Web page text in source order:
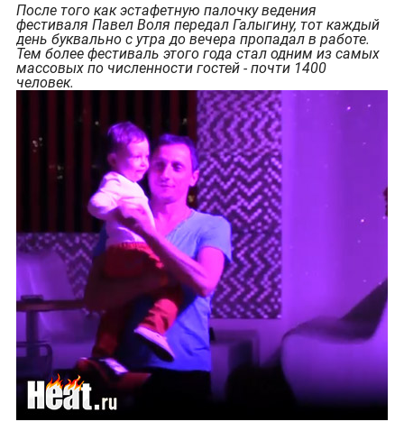
После того как эстафетную палочку ведения
фестиваля Павел Воля передал Галыгину, тот каждый
день буквально с утра до вечера пропадал в работе.
Тем более фестиваль этого года стал одним из самых
массовых по численности гостей - почти 1400
человек.